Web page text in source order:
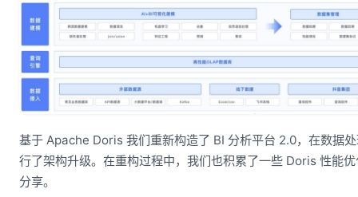
基于 Apache Doris 我们重新构造了 BI 分析平台 2.0，在数据
行了架构升级。在重构过程中，我们也积累了一些 Doris 性能
分享。